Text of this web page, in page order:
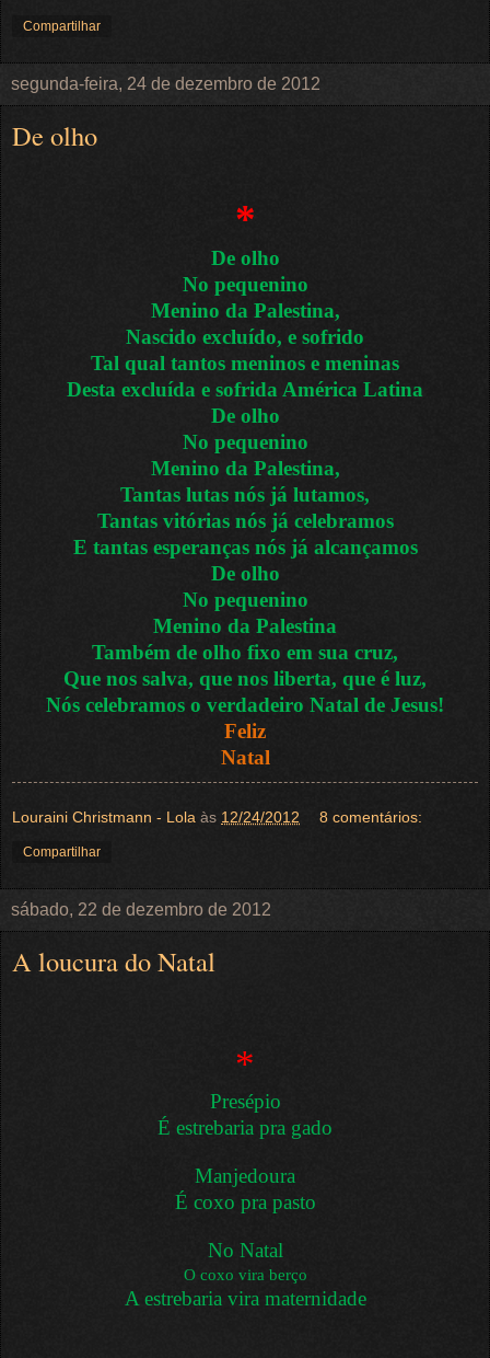
Compartilhar
segunda-feira, 24 de dezembro de 2012
De olho
*
De olho
No pequenino
Menino da Palestina,
Nascido excluído, e sofrido
Tal qual tantos meninos e meninas
Desta excluída e sofrida América Latina
De olho
No pequenino
Menino da Palestina,
Tantas lutas nós já lutamos,
Tantas vitórias nós já celebramos
E tantas esperanças nós já alcançamos
De olho
No pequenino
Menino da Palestina
Também de olho fixo em sua cruz,
Que nos salva, que nos liberta, que é luz,
Nós celebramos o verdadeiro Natal de Jesus!
Feliz
Natal
Louraini Christmann - Lola às 12/24/2012 8 comentários:
Compartilhar
sábado, 22 de dezembro de 2012
A loucura do Natal
*
Presépio
É estrebaria pra gado
Manjedoura
É coxo pra pasto
No Natal
O coxo vira berço
A estrebaria vira maternidade